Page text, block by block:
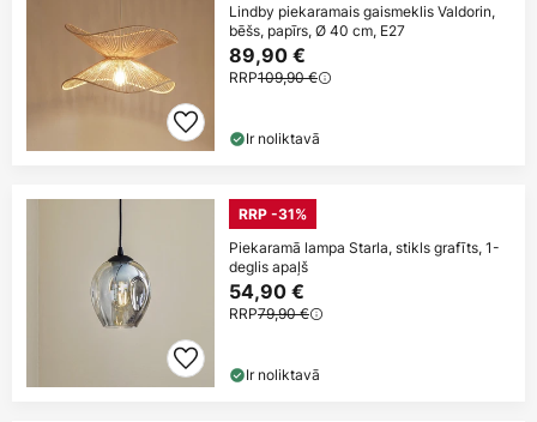
Lindby piekaramais gaismeklis Valdorin,
bēšs, papīrs, Ø 40 cm, E27
89,90 €
RRP109,90 €
Ir noliktavā
RRP -31%
Piekaramā lampa Starla, stikls grafīts, 1-
deglis apaļš
54,90 €
RRP79,90 €
Ir noliktavā